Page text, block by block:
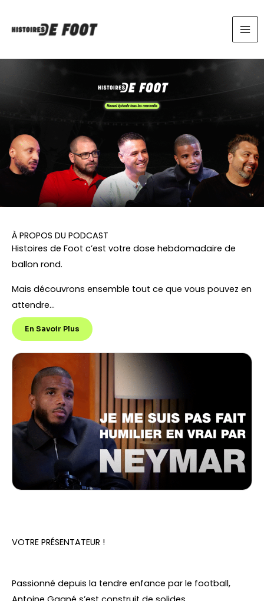
À PROPOS DU PODCAST
Histoires de Foot c’est votre dose hebdomadaire de
ballon rond.
Mais découvrons ensemble tout ce que vous pouvez en
attendre…
En Savoir Plus
VOTRE PRÉSENTATEUR !
Passionné depuis la tendre enfance par le football,